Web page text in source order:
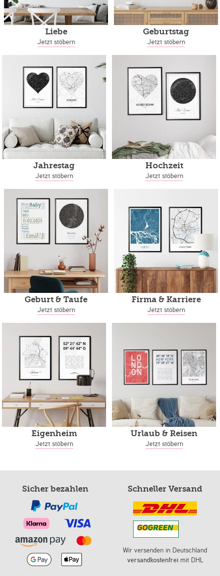
Liebe
Jetzt stöbern
Geburtstag
Jetzt stöbern
Jahrestag
Jetzt stöbern
Hochzeit
Jetzt stöbern
Geburt & Taufe
Jetzt stöbern
Firma & Karriere
Jetzt stöbern
Eigenheim
Jetzt stöbern
Urlaub & Reisen
Jetzt stöbern
Sicher bezahlen Schneller Versand
Wir versenden in Deutschland
versandkostenfreimit DHL